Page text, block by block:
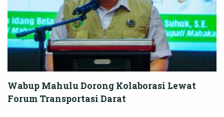
Wabup Mahulu Dorong Kolaborasi Lewat
Forum Transportasi Darat